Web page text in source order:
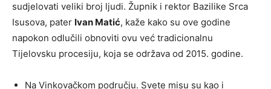
sudjelovati veliki broj ljudi. Župnik i rektor Bazilike Srca
Isusova, pater Ivan Matić, kaže kako su ove godine
napokon odlučili obnoviti ovu već tradicionalnu
Tijelovsku procesiju, koja se održava od 2015. godine.
Na Vinkovačkom području. Svete misu su kao i